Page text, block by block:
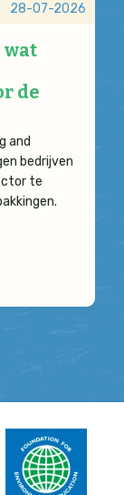
28-07-2026
wat
de
and
bedrijven
te